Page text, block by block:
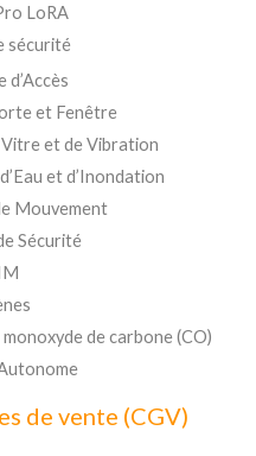
LoRA
sécurité
et Fenêtre
et de Vibration
et d’Inondation
Mouvement
Sécurité
de carbone (CO)
de vente (CGV)